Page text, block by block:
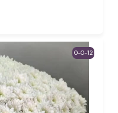
0-0-12